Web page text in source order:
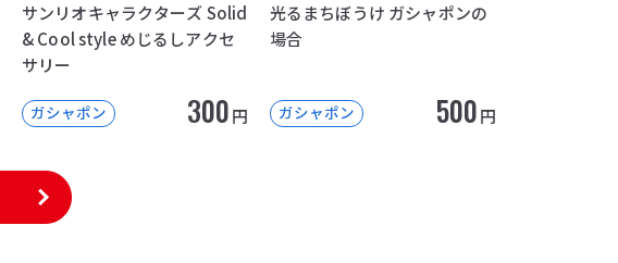
サンリオキャラクターズ Solid
& Cool style めじるしアクセ
サリー
ガシャポン 300円
光るまちぼうけ ガシャポンの
場合
ガシャポン 500円